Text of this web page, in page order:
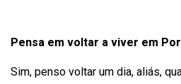
Pensa em voltar a viver em
Sim, penso voltar um dia, aliás,